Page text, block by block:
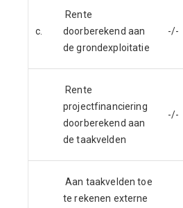
c.
Rente
doorberekend aan
de grondexploitatie
-/-
Rente
projectfinanciering
doorberekend aan
de taakvelden
-/-
Aan taakvelden toe
te rekenen externe